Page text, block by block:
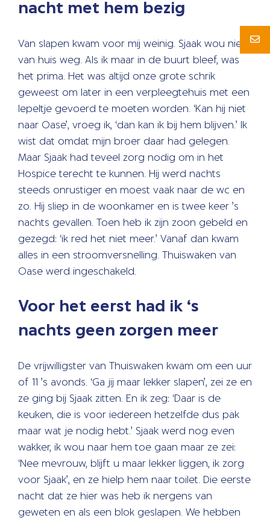
nacht met hem bezig
Van slapen kwam voor mij weinig. Sjaak wou niet
van huis weg. Als ik maar in de buurt bleef, was
het prima. Het was altijd onze grote schrik
geweest om later in een verpleegtehuis met een
lepeltje gevoerd te moeten worden. ‘Kan hij niet
naar Oase’, vroeg ik, ‘dan kan ik bij hem blijven.’ Ik
wist dat omdat mijn broer daar had gelegen.
Maar Sjaak had teveel zorg nodig om in het
Hospice terecht te kunnen. Hij werd nachts
steeds onrustiger en moest vaak naar de wc en
zo. Hij sliep in de woonkamer en is twee keer ’s
nachts gevallen. Toen heb ik zijn zoon gebeld en
gezegd: ‘ik red het niet meer.’ Vanaf dan kwam
alles in een stroomversnelling. Thuiswaken van
Oase werd ingeschakeld.
Voor het eerst had ik ‘s
nachts geen zorgen meer
De vrijwilligster van Thuiswaken kwam om een uur
of 11 ’s avonds. ‘Ga jij maar lekker slapen’, zei ze en
ze ging bij Sjaak zitten. En ik zeg: ‘Daar is de
keuken, die is voor iedereen hetzelfde dus pak
maar wat je nodig hebt.’ Sjaak werd nog even
wakker, ik wou naar hem toe gaan maar ze zei:
‘Nee mevrouw, blijft u maar lekker liggen, ik zorg
voor Sjaak’, en ze hielp hem naar toilet. Die eerste
nacht dat ze hier was heb ik nergens van
geweten en als een blok geslapen. We hebben